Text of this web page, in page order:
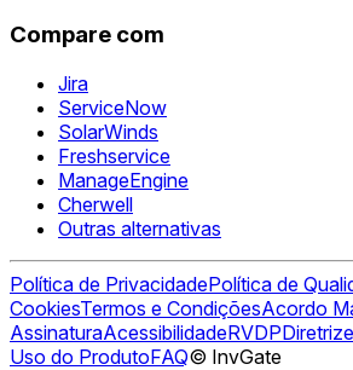
Compare com
Jira
ServiceNow
SolarWinds
Freshservice
ManageEngine
Cherwell
Outras alternativas
Política de PrivacidadePolítica de
CookiesTermos e CondiçõesAcordo
AssinaturaAcessibilidadeRVDP
Uso do ProdutoFAQ© InvGate